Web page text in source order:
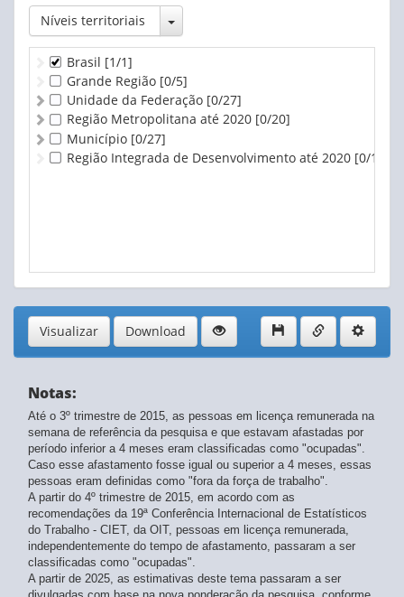
Níveis territoriais Toggle Dropdown
Brasil [1/1]
Grande Região [0/5]
Unidade da Federação [0/27]
Região Metropolitana até 2020 [0/20]
Município [0/27]
Região Integrada de Desenvolvimento até 2020 [0/1]
Visualizar Download
Notas:
Até o 3º trimestre de 2015, as pessoas em licença remunerada na
semana de referência da pesquisa e que estavam afastadas por
período inferior a 4 meses eram classificadas como "ocupadas".
Caso esse afastamento fosse igual ou superior a 4 meses, essas
pessoas eram definidas como "fora da força de trabalho".
A partir do 4º trimestre de 2015, em acordo com as
recomendações da 19ª Conferência Internacional de Estatísticos
do Trabalho - CIET, da OIT, pessoas em licença remunerada,
independentemente do tempo de afastamento, passaram a ser
classificadas como "ocupadas".
A partir de 2025, as estimativas deste tema passaram a ser